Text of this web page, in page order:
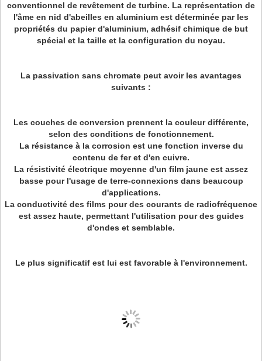
conventionnel de revêtement de turbine. La représentation de
l'âme en nid d'abeilles en aluminium est déterminée par les
propriétés du papier d'aluminium, adhésif chimique de but
spécial et la taille et la configuration du noyau.
La passivation sans chromate peut avoir les avantages
suivants :
Les couches de conversion prennent la couleur différente,
selon des conditions de fonctionnement.
La résistance à la corrosion est une fonction inverse du
contenu de fer et d'en cuivre.
La résistivité électrique moyenne d'un film jaune est assez
basse pour l'usage de terre-connexions dans beaucoup
d'applications.
La conductivité des films pour des courants de radiofréquence
est assez haute, permettant l'utilisation pour des guides
d'ondes et semblable.
Le plus significatif est lui est favorable à l'environnement.